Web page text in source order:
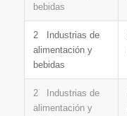
bebidas
2 Industrias de
alimentación y
bebidas
2 Industrias de
alimentación y